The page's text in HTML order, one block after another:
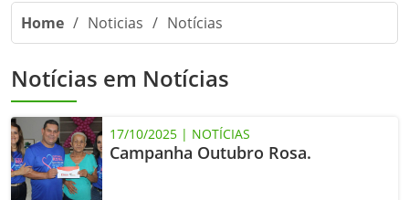
Home / Noticias / Notícias
Notícias em Notícias
17/10/2025 | NOTÍCIAS
Campanha Outubro Rosa.